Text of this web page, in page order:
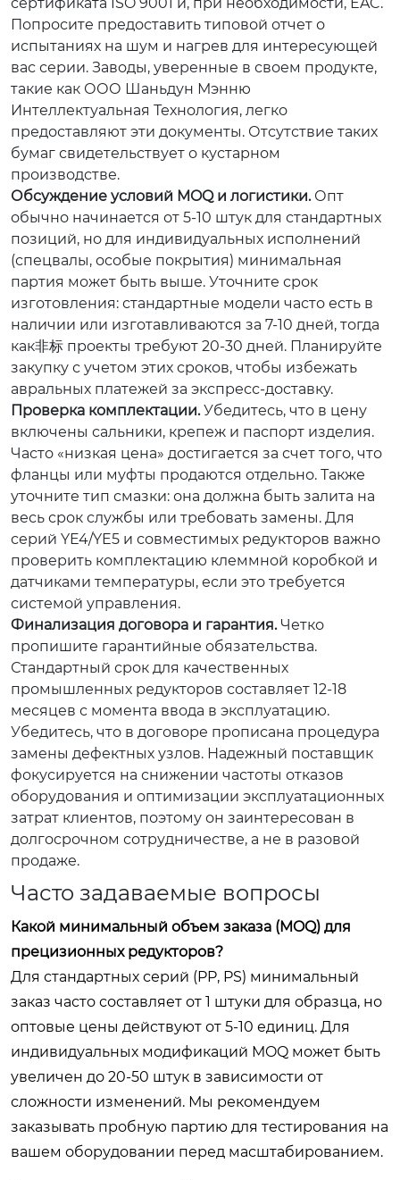
Попросите предоставить типовой отчет о
испытаниях на шум и нагрев для интересующей
вас серии. Заводы, уверенные в своем продукте,
такие как ООО Шаньдун Мэнню
Интеллектуальная Технология, легко
предоставляют эти документы. Отсутствие таких
бумаг свидетельствует о кустарном
производстве.
Обсуждение условий MOQ и логистики.Опт
обычно начинается от 5-10 штук для стандартных
позиций, но для индивидуальных исполнений
(спецвалы, особые покрытия) минимальная
партия может быть выше. Уточните срок
изготовления: стандартные модели часто есть в
наличии или изготавливаются за 7-10 дней, тогда
как非标 проекты требуют 20-30 дней. Планируйте
закупку с учетом этих сроков, чтобы избежать
авральных платежей за экспресс-доставку.
Проверка комплектации.Убедитесь, что в цену
включены сальники, крепеж и паспорт изделия.
Часто «низкая цена» достигается за счет того, что
фланцы или муфты продаются отдельно. Также
уточните тип смазки: она должна быть залита на
весь срок службы или требовать замены. Для
серий YE4/YE5 и совместимых редукторов важно
проверить комплектацию клеммной коробкой и
датчиками температуры, если это требуется
системой управления.
Финализация договора и гарантия.Четко
пропишите гарантийные обязательства.
Стандартный срок для качественных
промышленных редукторов составляет 12-18
месяцев с момента ввода в эксплуатацию.
Убедитесь, что в договоре прописана процедура
замены дефектных узлов. Надежный поставщик
фокусируется на снижении частоты отказов
оборудования и оптимизации эксплуатационных
затрат клиентов, поэтому он заинтересован в
долгосрочном сотрудничестве, а не в разовой
продаже.
Часто задаваемые вопросы
Какой минимальный объем заказа (MOQ) для
прецизионных редукторов?
Для стандартных серий (PP, PS) минимальный
заказ часто составляет от 1 штуки для образца, но
оптовые цены действуют от 5-10 единиц. Для
индивидуальных модификаций MOQ может быть
увеличен до 20-50 штук в зависимости от
сложности изменений. Мы рекомендуем
заказывать пробную партию для тестирования на
вашем оборудовании перед масштабированием.